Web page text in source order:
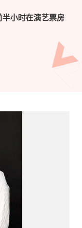
小时在演艺票房